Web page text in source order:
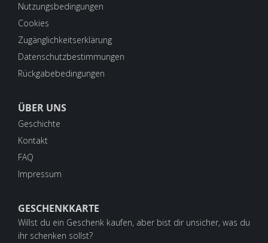
Nutzungsbedingungen
Cookies
Zugänglichkeitserklärung
Datenschutzbestimmungen
Rückgabebedingungen
ÜBER UNS
Geschichte
Kontakt
FAQ
Impressum
GESCHENKKARTE
Willst du ein Geschenk kaufen, aber bist dir unsicher, was du
ihr schenken sollst?